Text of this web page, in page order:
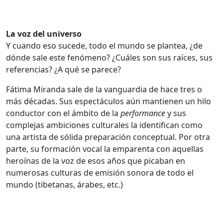
La voz del universo
Y cuando eso sucede, todo el mundo se plantea, ¿de
dónde sale este fenómeno? ¿Cuáles son sus raíces, sus
referencias? ¿A qué se parece?
Fátima Miranda sale de la vanguardia de hace tres o
más décadas. Sus espectáculos aún mantienen un hilo
conductor con el ámbito de la performancey sus
complejas ambiciones culturales la identifican como
una artista de sólida preparación conceptual. Por otra
parte, su formación vocal la emparenta con aquellas
heroínas de la voz de esos años que picaban en
numerosas culturas de emisión sonora de todo el
mundo (tibetanas, árabes, etc.)